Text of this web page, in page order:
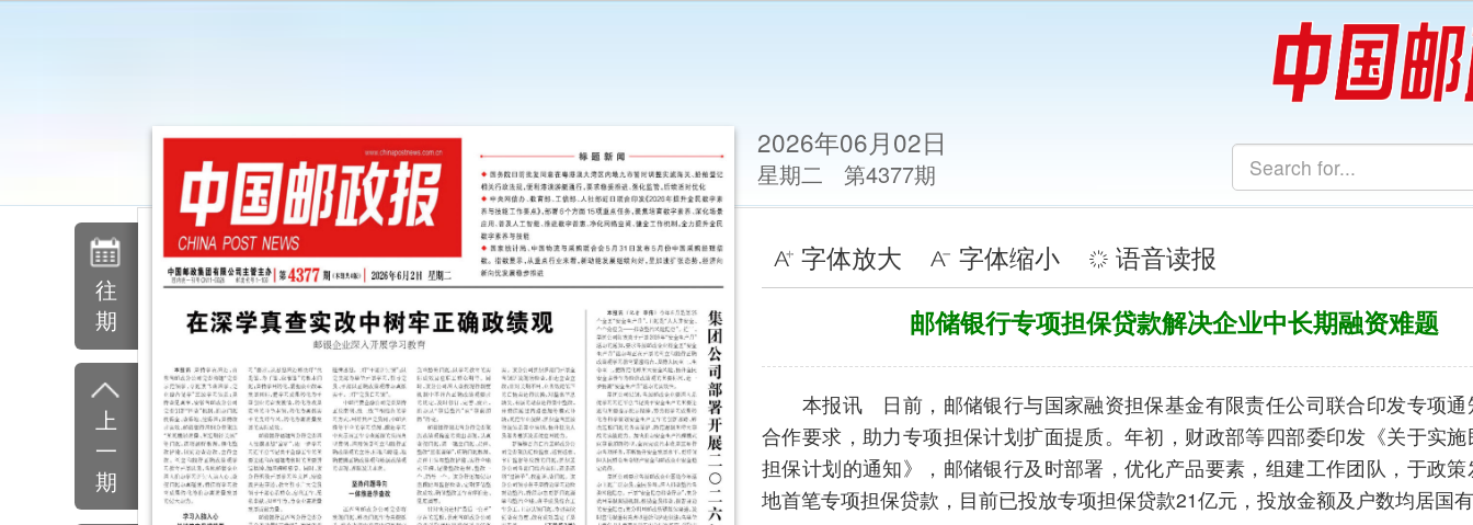
往
期
一
上
下
一
版
邮储银行专项担保贷款解决企业中长期融资难题
字体放大 字体缩小 语音读报
本报讯 日前，邮储银行与国家融资担保基金有限责任公司联合印发专项通知，细化银担
合作要求，助力专项担保计划扩面提质。年初，财政部等四部委印发《关于实施民间投资专项
担保计划的通知》，邮储银行及时部署，优化产品要素，组建工作团队，于政策发布次日就落
地首笔专项担保贷款，目前已投放专项担保贷款21亿元，投放金额及户数均居国有大行前列。
陕西省某包装有限公司是西北地区核心包装供应商，今年初，企业启动绿色生产线升级改
造，急需长期限贷款满足大量原材料采购的需求。邮储银行陕西省分行了解到企业诉求后，迅
速联合当地担保公司为企业发放2000万元专项担保贷款，满足企业长期用款需求，帮助企业从
容应对绿色生产线升级与订单激增的挑战。